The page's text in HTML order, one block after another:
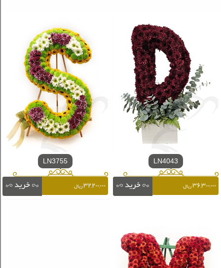
LN4043
۳۶,۳۰۰,۰۰۰ریال
LN3755
۳۲,۲۰۰,۰۰۰ریال